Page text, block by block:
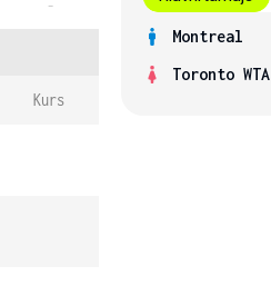
-
Kurs
Montreal
Toronto WTA